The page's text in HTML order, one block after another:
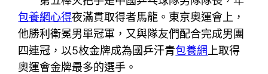
包養網心得夜滿貫取得者馬龍。東京奧運會上，
他勝利衛冕男單冠軍，又與隊友們配合完成男團
四連冠，以5枚金牌成為國乒汗青包養網 上取得
奧運會金牌最多的選手。